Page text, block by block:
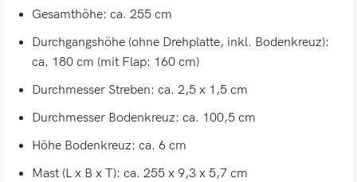
Gesamthöhe: ca. 255 cm
Durchgangshöhe (ohne Drehplatte, inkl. Bodenkreuz):
ca. 180 cm (mit Flap: 160 cm)
Durchmesser Streben: ca. 2,5 x 1,5 cm
Durchmesser Bodenkreuz: ca. 100,5 cm
Höhe Bodenkreuz: ca. 6 cm
Mast (L x B x T): ca. 255 x 9,3 x 5,7 cm